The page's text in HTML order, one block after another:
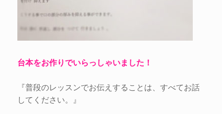
台本をお作りでいらっしゃいました！
『普段のレッスンでお伝えすることは、すべてお話
してください。』